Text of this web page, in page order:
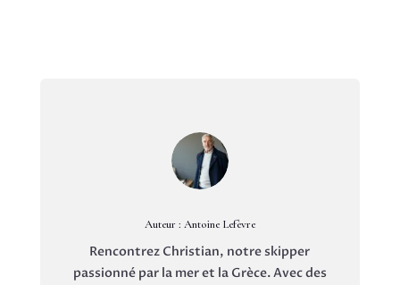
Auteur : Antoine Lefèvre
Rencontrez Christian, notre skipper
passionné par la mer et la Grèce. Avec des